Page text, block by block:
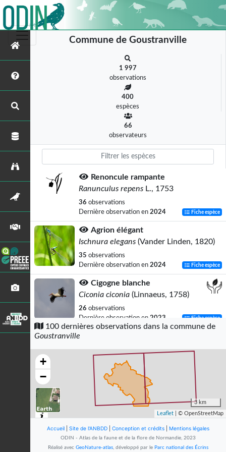
Commune de Goustranville
1 997
observations
400
espèces
66
observateurs
Renoncule rampante
Ranunculus repens L., 1753
36 observations
Dernière observation en 2024 Fiche espèce
Agrion élégant
Ischnura elegans (Vander Linden, 1820)
35 observations
Dernière observation en 2024 Fiche espèce
Cigogne blanche
Ciconia ciconia (Linnaeus, 1758)
26 observations
Dernière observation en 2023 Fiche espèce
Poa trivialisL., 1753
observations
Dernière observation en
Fiche espèce
Chevreuil européen
Capreolus capreolus(Linnaeus, 1758)
Vulpin genouillé
100 dernières observations dans la commune de
Goustranville
+
−
3 km
Leaflet | © OpenStreetMap
Accueil Site de l'ANBDD Conception et crédits Mentions légales
ODIN - Atlas de la faune et de la flore de Normandie, 2023
Réalisé avec GeoNature-atlas, développé par le Parc national des Écrins